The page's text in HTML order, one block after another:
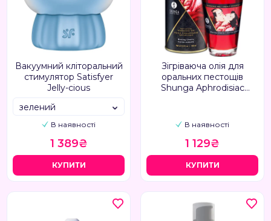
Вакуумний кліторальний
стимулятор Satisfyer
Jelly-cious
В наявності
зелений
1 389₴
КУПИТИ
Зігріваюча олія для
оральних пестощів
Shunga Aphrodisiac
В наявності
1 129₴
КУПИТИ